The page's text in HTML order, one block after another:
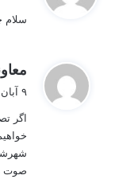
سلام
۹ آبان ۱۳۹۳ در ۱۰:۵۶ ب٫ظ
اگر
صوت